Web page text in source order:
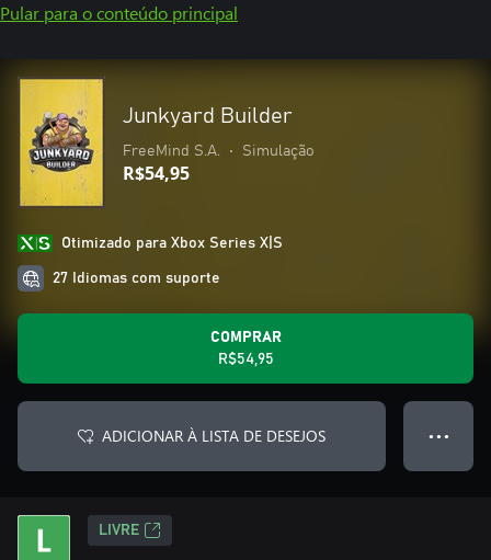
Pular para o conteúdo principal
Junkyard Builder
FreeMind S.A. • Simulação
R$54,95
Otimizado para Xbox Series X|S
27 Idiomas com suporte
COMPRAR
R$54,95
ADICIONAR À LISTA DE DESEJOS ● ● ●
LIVRE